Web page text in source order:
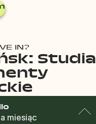
IN?
Studia
miesiąc